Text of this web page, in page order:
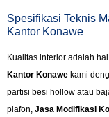
Spesifikasi Teknis
Kantor Konawe
Kualitas interior adalah
Kantor Konawe kami
partisi besi hollow atau
plafon, Jasa Modifikasi